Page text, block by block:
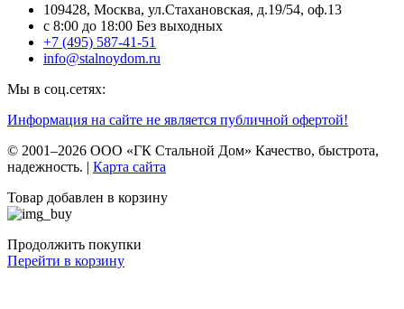
109428, Москва, ул.Стахановская, д.19/54, оф.13
c 8:00 до 18:00 Без выходных
+7 (495) 587-41-51
info@stalnoydom.ru
Мы в соц.сетях:
Информация на сайте не является публичной офертой!
© 2001–2026 ООО «ГК Стальной Дом» Качество, быстрота,
надежность. | Карта сайта
Товар добавлен в корзину
Продолжить покупки
Перейти в корзину